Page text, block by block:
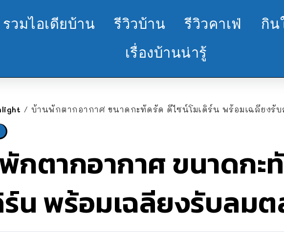
รวมไอเดียบ้าน รีวิวบ้าน รีวิวคาเฟ่
กิน
เรื่องบ้านน่ารู้
/ บ้านพักตากอากาศ ขนาดกะทัดรัด ดีไซน์โมเดิร์น พร้อมเฉลียงรั
กตากอากาศ ขนาดกะ
ร์น พร้อมเฉลียงรับลม